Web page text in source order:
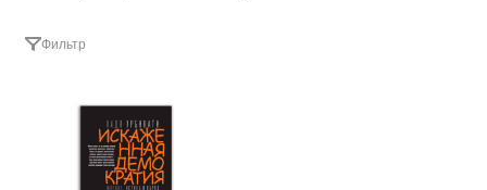
Фильтр